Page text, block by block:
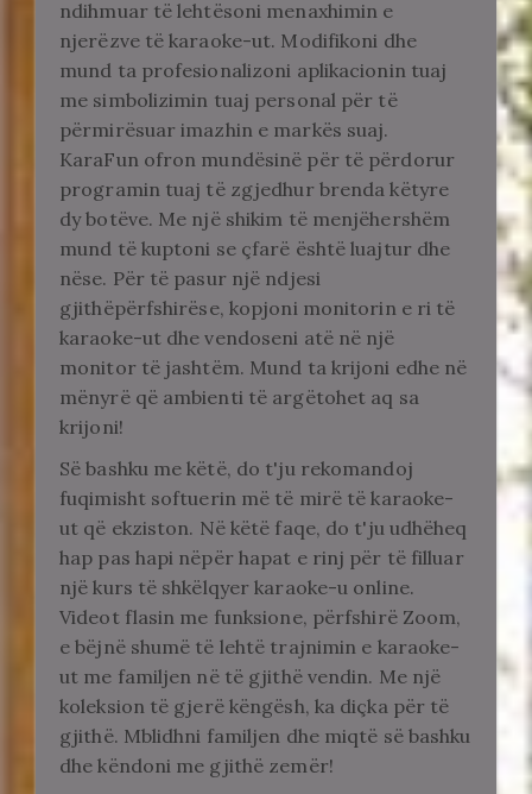
ndihmuar të lehtësoni menaxhimin e
njerëzve të karaoke-ut. Modifikoni dhe
mund ta profesionalizoni aplikacionin tuaj
me simbolizimin tuaj personal për të
përmirësuar imazhin e markës suaj.
KaraFun ofron mundësinë për të përdorur
programin tuaj të zgjedhur brenda këtyre
dy botëve. Me një shikim të menjëhershëm
mund të kuptoni se çfarë është luajtur dhe
nëse. Për të pasur një ndjesi
gjithëpërfshirëse, kopjoni monitorin e ri të
karaoke-ut dhe vendoseni atë në një
monitor të jashtëm. Mund ta krijoni edhe në
mënyrë që ambienti të argëtohet aq sa
krijoni!
Së bashku me këtë, do t'ju rekomandoj
fuqimisht softuerin më të mirë të karaoke-
ut që ekziston. Në këtë faqe, do t'ju udhëheq
hap pas hapi nëpër hapat e rinj për të filluar
një kurs të shkëlqyer karaoke-u online.
Videot flasin me funksione, përfshirë Zoom,
e bëjnë shumë të lehtë trajnimin e karaoke-
ut me familjen në të gjithë vendin. Me një
koleksion të gjerë këngësh, ka diçka për të
gjithë. Mblidhni familjen dhe miqtë së bashku
dhe këndoni me gjithë zemër!